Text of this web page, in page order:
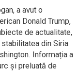
a avut o
Donald Trump,
de actualitate,
din Siria
Informația a
și preluată de